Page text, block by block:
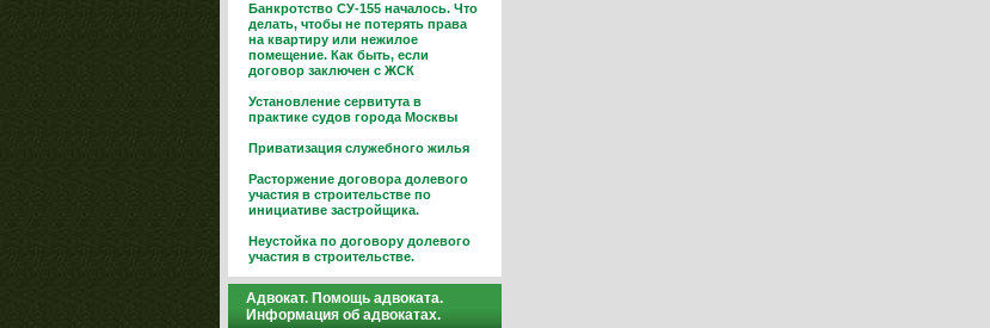
Банкротство СУ-155 началось. Что
делать, чтобы не потерять права
на квартиру или нежилое
помещение. Как быть, если
договор заключен с ЖСК
Установление сервитута в
практике судов города Москвы
Приватизация служебного жилья
Расторжение договора долевого
участия в строительстве по
инициативе застройщика.
Неустойка по договору долевого
участия в строительстве.
Адвокат. Помощь адвоката.
Информация об адвокатах.